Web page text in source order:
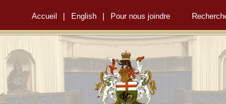
Accueil English Pour nous joindre